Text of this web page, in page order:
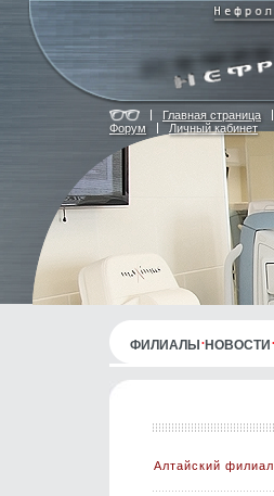
Главная страница
Форум
Личный кабинет
ФИЛИАЛЫ НОВОСТИ
Алтайский филиал